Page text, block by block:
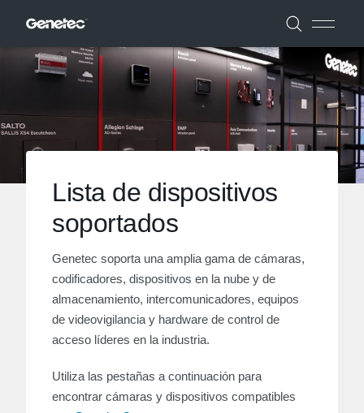
Lista de dispositivos
soportados
Genetec soporta una amplia gama de cámaras,
codificadores, dispositivos en la nube y de
almacenamiento, intercomunicadores, equipos
de videovigilancia y hardware de control de
acceso líderes en la industria.
Utiliza las pestañas a continuación para
encontrar cámaras y dispositivos compatibles